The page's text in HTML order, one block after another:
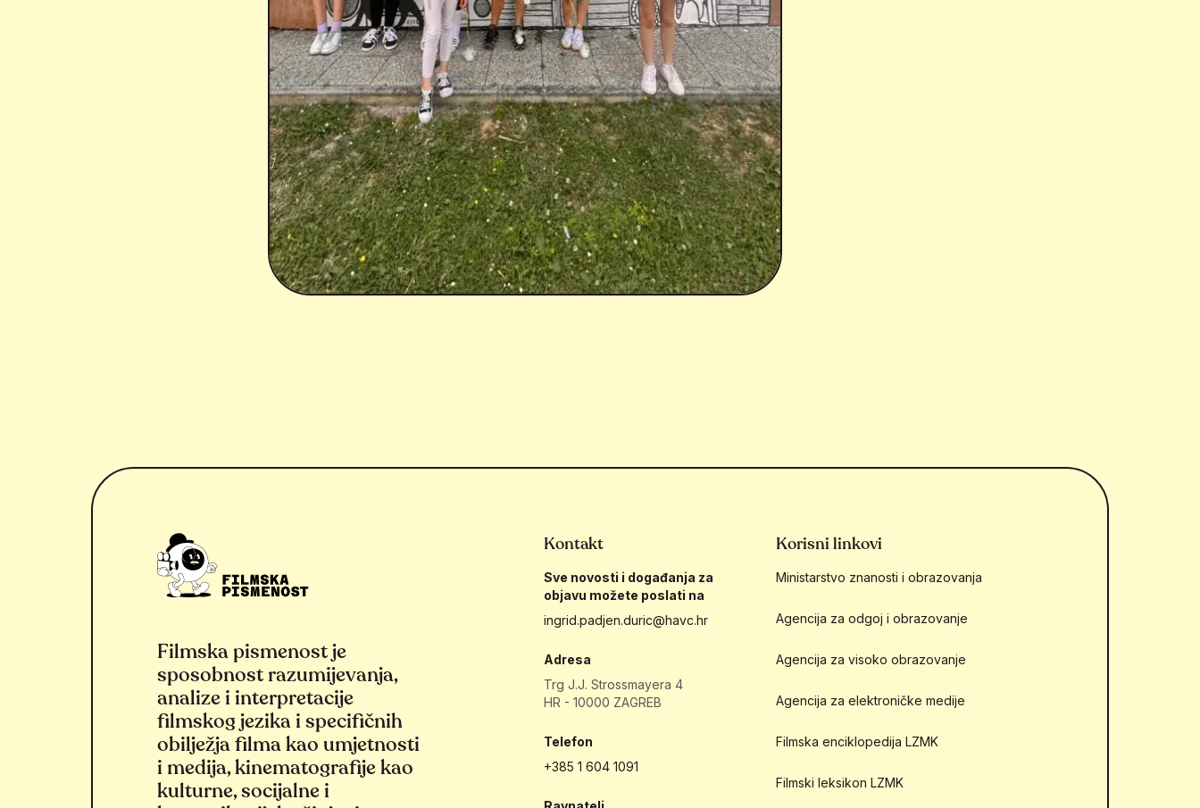
Filmska pismenost je
sposobnost razumijevanja,
analize i interpretacije
filmskog jezika i specifičnih
obilježja filma kao umjetnosti
i medija, kinematografije kao
kulturne, socijalne i
Kontakt
Sve novosti i događanja za
objavu možete poslati na
ingrid.padjen.duric@havc.hr
Adresa
Trg J.J. Strossmayera 4
HR - 10000 ZAGREB
Telefon
+385 1 604 1091
Korisni linkovi
Ministarstvo znanosti i obrazovanja
Agencija za odgoj i obrazovanje
Agencija za visoko obrazovanje
Agencija za elektroničke medije
Filmska enciklopedija LZMK
Filmski leksikon LZMK